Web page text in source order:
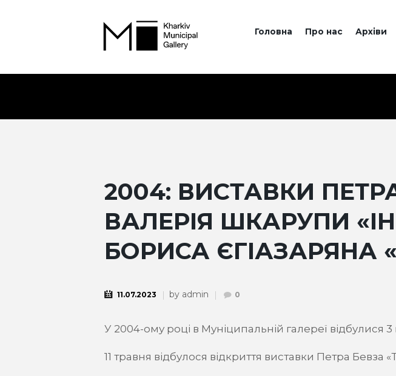
Головна Про нас Архіви
2004: ВИСТАВКИ
ВАЛЕРІЯ ШКАРУПИ
БОРИСА ЄГІАЗАРЯНА
11.07.2023 by admin 0
У 2004-ому році в Муніципальній галереї відбулися
11 травня відбулося відкриття виставки Петра Бевза